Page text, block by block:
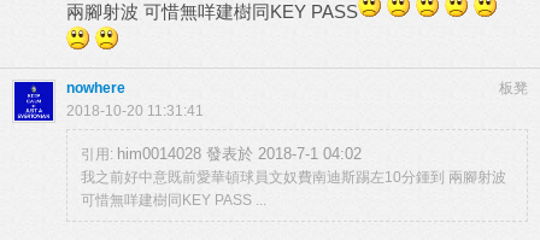
兩腳射波 可惜無咩建樹同KEY PASS
板凳
nowhere
2018-10-20 11:31:41
引用: him0014028 發表於 2018-7-1 04:02
我之前好中意既前愛華頓球員文奴費南迪斯踢左10分鍾到 兩腳射波
可惜無咩建樹同KEY PASS ...